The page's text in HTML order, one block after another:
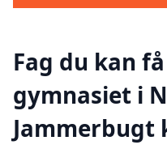
Fag du kan
gymnasiet i
Jammerbugt